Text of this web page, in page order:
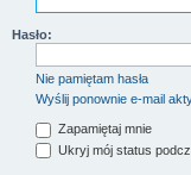
Hasło:
Nie pamiętam hasła
Wyślij ponownie e-mail
Zapamiętaj mnie
Ukryj mój status